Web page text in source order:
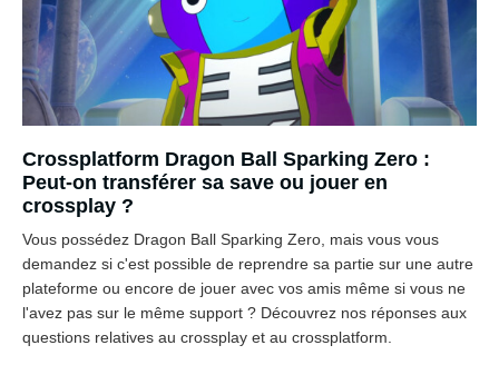
Crossplatform Dragon Ball Sparking Zero :
Peut-on transférer sa save ou jouer en
crossplay ?
Vous possédez Dragon Ball Sparking Zero, mais vous vous
demandez si c'est possible de reprendre sa partie sur une autre
plateforme ou encore de jouer avec vos amis même si vous ne
l'avez pas sur le même support ? Découvrez nos réponses aux
questions relatives au crossplay et au crossplatform.